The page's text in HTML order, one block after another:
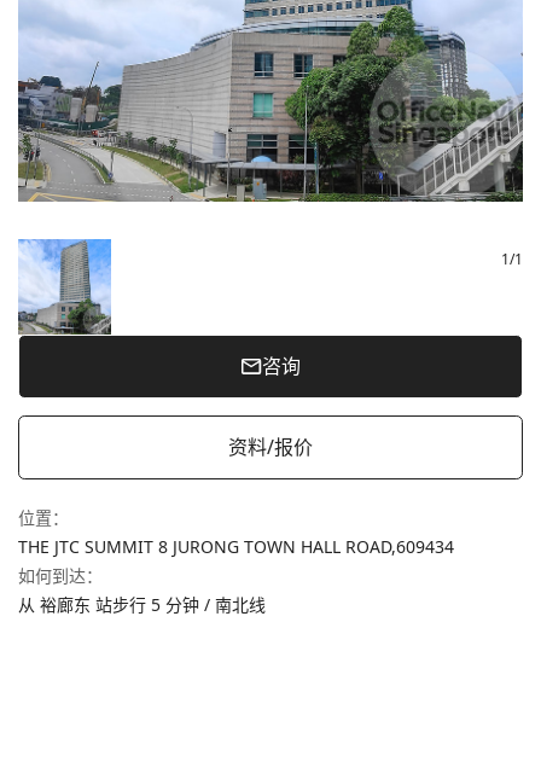
1/1
咨询
资料/报价
位置：
THE JTC SUMMIT 8 JURONG TOWN HALL ROAD,609434
如何到达：
从 裕廊东 站步行 5 分钟 / 南北线